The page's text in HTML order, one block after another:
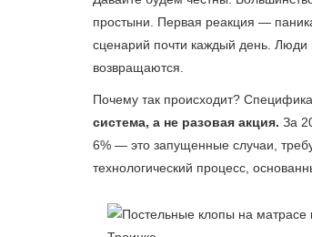
простыни. Первая реакция —
сценарий почти каждый день.
возвращаются.
Почему так происходит?
система, а не разовая акция. За
6% — это запущенные случаи,
технологический процесс,